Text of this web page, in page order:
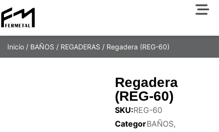
Inicio / BAÑOS / REGADERAS / Regadera (REG-60)
Regadera
(REG-60)
SKU:REG-60
CategorBAÑOS,